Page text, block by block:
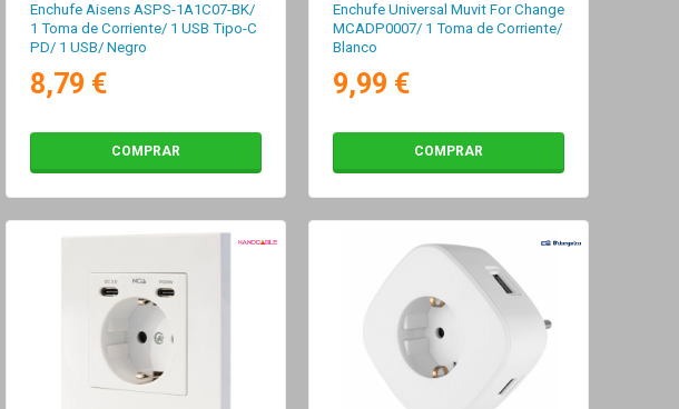
Enchufe Aisens ASPS-1A1C07-BK/
1 Toma de Corriente/ 1 USB Tipo-C
PD/ 1 USB/ Negro
8,79 €
COMPRAR
Enchufe Universal Muvit For Change
MCADP0007/ 1 Toma de Corriente/
Blanco
9,99 €
COMPRAR